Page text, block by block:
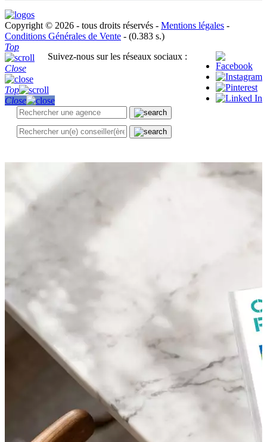
Copyright © 2026 - tous droits réservés - Mentions légales -
Conditions Générales de Vente - (0.383 s.)
Suivez-nous sur les réseaux sociaux :
Top
Close
Top
Close